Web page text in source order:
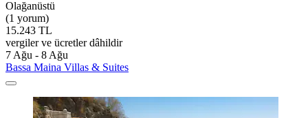
Olağanüstü
(1 yorum)
15.243 TL
vergiler ve ücretler dâhildir
7 Ağu - 8 Ağu
Bassa Maina Villas & Suites